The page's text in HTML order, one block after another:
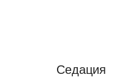
Седация